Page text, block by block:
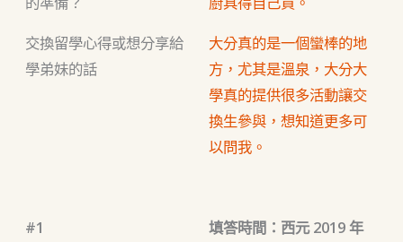
交換留學心得或想分享給
學弟妹的話
大分真的是一個蠻棒的地
方，尤其是溫泉，大分大
學真的提供很多活動讓交
換生參與，想知道更多可
以問我。
#1
填答時間：西元 2019 年